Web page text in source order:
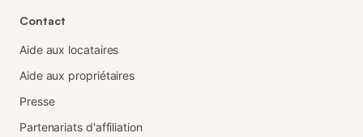
Contact
Aide aux locataires
Aide aux propriétaires
Presse
Partenariats d'affiliation